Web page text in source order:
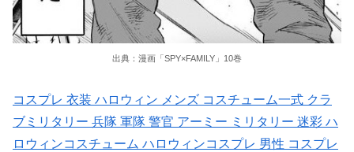
出典：漫画「SPY×FAMILY」10巻
コスプレ 衣装 ハロウィン メンズ コスチューム一式 クラ
ブミリタリー 兵隊 軍隊 警官 アーミー ミリタリー 迷彩 ハ
ロウィンコスチューム ハロウィンコスプレ 男性 コスプレ